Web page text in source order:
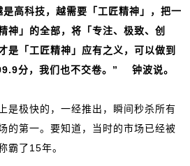
高科技，越需要「工匠精神」，把一
神」的全部，将「专注、极致、创
是「工匠精神」应有之义，可以做到
分，我们也不交卷。” 钟波说。
是极快的，一经推出，瞬间秒杀所有
的第一。要知道，当时的市场已经被
霸了15年。